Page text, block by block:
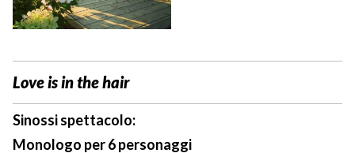
Love is in the hair
Sinossi spettacolo:
Monologo per 6 personaggi